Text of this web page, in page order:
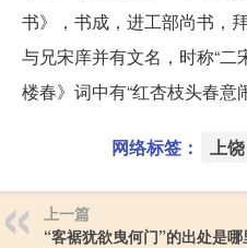
书》，书成，进工部尚书，
与兄宋庠并有文名，时称“二
楼春》词中有“红杏枝头春意
网络标签： 上饶
上一篇
“客裾犹欲曳何门”的出处是哪